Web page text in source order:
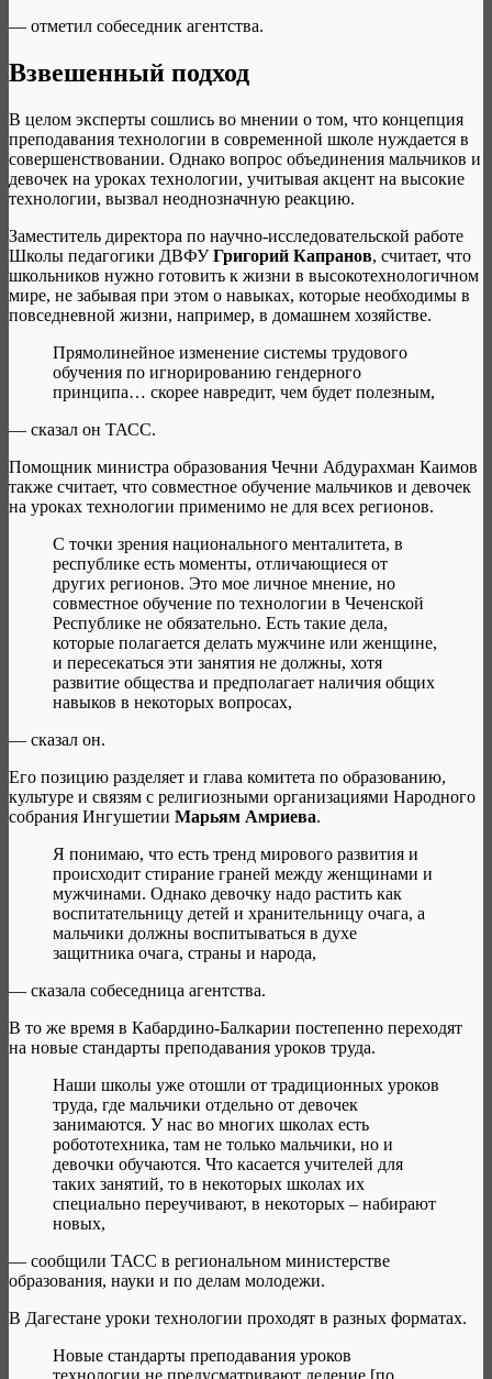
— отметил собеседник агентства.
Взвешенный подход
В целом эксперты сошлись во мнении о том, что концепция
преподавания технологии в современной школе нуждается в
совершенствовании. Однако вопрос объединения мальчиков и
девочек на уроках технологии, учитывая акцент на высокие
технологии, вызвал неоднозначную реакцию.
Заместитель директора по научно-исследовательской работе
Школы педагогики ДВФУГригорий Капранов, считает, что
школьников нужно готовить к жизни в высокотехнологичном
мире, не забывая при этом о навыках, которые необходимы в
повседневной жизни, например, в домашнем хозяйстве.
Прямолинейное изменение системы трудового
обучения по игнорированию гендерного
принципа… скорее навредит, чем будет полезным,
— сказал он ТАСС.
Помощник министра образования Чечни Абдурахман Каимов
также считает, что совместное обучение мальчиков и девочек
на уроках технологии применимо не для всех регионов.
С точки зрения национального менталитета, в
республике есть моменты, отличающиеся от
других регионов. Это мое личное мнение, но
совместное обучение по технологии в Чеченской
Республике не обязательно. Есть такие дела,
которые полагается делать мужчине или женщине,
и пересекаться эти занятия не должны, хотя
развитие общества и предполагает наличия общих
навыков в некоторых вопросах,
— сказал он.
Его позицию разделяет и глава комитета по образованию,
культуре и связям с религиозными организациями Народного
собрания Ингушетии Марьям Амриева.
Я понимаю, что есть тренд мирового развития и
происходит стирание граней между женщинами и
мужчинами. Однако девочку надо растить как
воспитательницу детей и хранительницу очага, а
мальчики должны воспитываться в духе
защитника очага, страны и народа,
— сказала собеседница агентства.
В то же время в Кабардино-Балкарии постепенно переходят
на новые стандарты преподавания уроков труда.
Наши школы уже отошли от традиционных уроков
труда, где мальчики отдельно от девочек
занимаются. У нас во многих школах есть
робототехника, там не только мальчики, но и
девочки обучаются. Что касается учителей для
таких занятий, то в некоторых школах их
специально переучивают, в некоторых – набирают
новых,
— сообщили ТАСС в региональном министерстве
образования, науки и по делам молодежи.
В Дагестане уроки технологии проходят в разных форматах.
Новые стандарты преподавания уроков